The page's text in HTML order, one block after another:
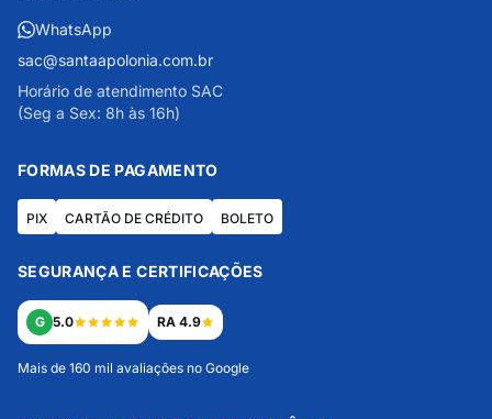
WhatsApp
sac@santaapolonia.com.br
Horário de atendimento SAC
(Seg a Sex: 8h às 16h)
FORMAS DE PAGAMENTO
PIX CARTÃO DE CRÉDITO BOLETO
SEGURANÇA E CERTIFICAÇÕES
G 5.0 RA 4.9
Mais de 160 mil avaliações no Google